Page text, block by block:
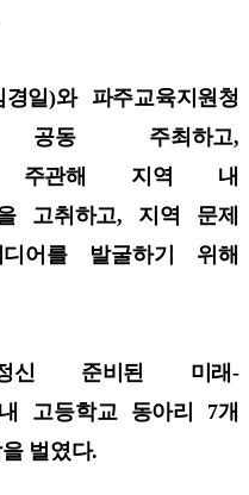
일)와 파주교육지원청
공동 주최하고,
가 주관해 지역 내
고취하고, 지역 문제
어를 발굴하기 위해
신 준비된 미래-
고등학교 동아리 7개
벌였다.